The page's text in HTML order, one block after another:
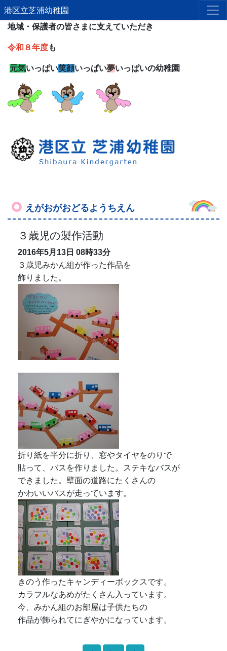
港区立芝浦幼稚園
地域・保護者の皆さまに支えていただき
令和８年度も
元気いっぱい笑顔いっぱい夢いっぱいの幼稚園
えがおがおどるようちえん
３歳児の製作活動
2016年5月13日 08時33分
３歳児みかん組が作った作品を
飾りました。
折り紙を半分に折り、窓やタイヤをのりで
貼って、バスを作りました。ステキなバスが
できました。壁面の道路にたくさんの
かわいいバスが走っています。
きのう作ったキャンディーボックスです。
カラフルなあめがたくさん入っています。
今、みかん組のお部屋は子供たちの
作品が飾られてにぎやかになっています。